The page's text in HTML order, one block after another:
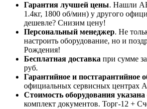
Гарантия лучшей цены. Нашли
1.4кг, 1800 об/мин) у другого
дешевле? Снизим цену!
Персональный менеджер. Не
настроить оборудование, но и
Рождения!
Бесплатная доставка при сумме
руб.
Гарантийное и постгарантийное
официальных сервисных центрах
Стоимость оборудования
комплект документов. Торг-12 +